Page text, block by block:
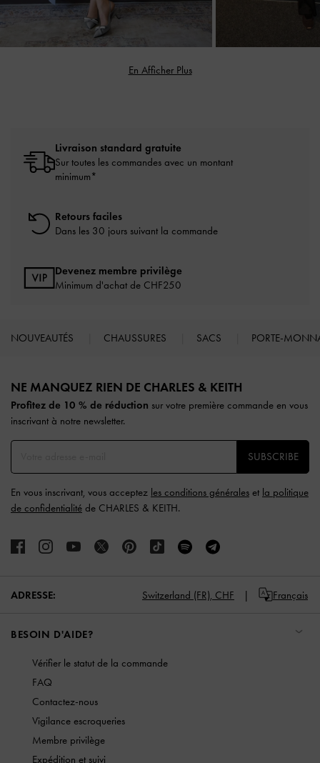
Livraison standard gratuite
Sur toutes les commandes avec un montant
minimum*
Retours faciles
Dans les 30 jours suivant la commande
Devenez membre privilège
Minimum d'achat de CHF250
NOUVEAUTÉS CHAUSSURES SACS PORTE-
NE MANQUEZ RIEN DE CHARLES & KEITH​​
Profitez de 10 % de réduction sur votre première commande en vous
inscrivant à notre newsletter.
SUBSCRIBE
En vous inscrivant, vous acceptez les conditions générales et la politique
de confidentialité de CHARLES & KEITH.
ADRESSE: Switzerland (FR), CHF Français
BESOIN D'AIDE?
Vérifier le statut de la commande
FAQ
Contactez-nous
Vigilance escroqueries
Membre privilège
Expédition et suivi